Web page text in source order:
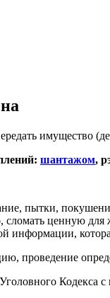
имущество
шантажом,
пытки,
ценную для
информации,
проведение
Уголовного